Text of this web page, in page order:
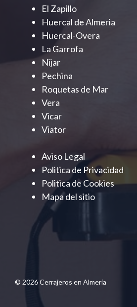
El Zapillo
Huercal de Almeria
Huercal-Overa
La Garrofa
Nijar
Pechina
Roquetas de Mar
Vera
Vicar
Viator
Aviso Legal
Politica de Privacidad
Politica de Cookies
Mapa del sitio
© 2026 Cerrajeros en Almería